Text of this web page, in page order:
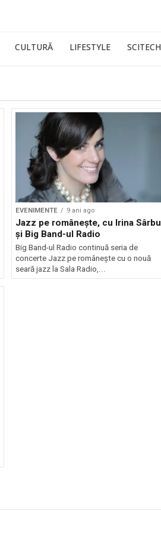
CULTURĂ LIFESTYLE SCITECH
EVENIMENTE 9 ani ago
Jazz pe românește, cu Irina Sârbu
și Big Band-ul Radio
Big Band-ul Radio continuă seria de
concerte Jazz pe românește cu o nouă
seară jazz la Sala Radio,...